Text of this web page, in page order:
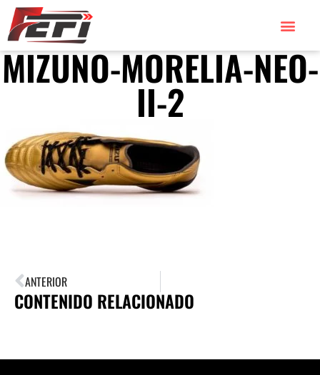
MIZUNO-MORELIA-NEO-
II-2
ANTERIOR
CONTENIDO RELACIONADO